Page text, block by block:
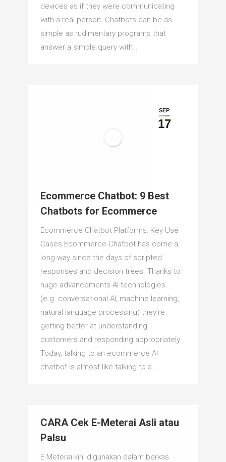
devices as if they were communicating
with a real person. Chatbots can be as
simple as rudimentary programs that
answer a simple query with…
SEP
17
Ecommerce Chatbot: 9 Best
Chatbots for Ecommerce
Ecommerce Chatbot Platforms: Key Use
Cases Ecommerce Chatbot has come a
long way since the days of scripted
responses and decision trees. Thanks to
huge advancements AI technologies
(e.g. conversational AI, machine learning,
natural language processing) they’re
getting better at understanding
customers and responding appropriately.
Today, talking to an ecommerce AI
chatbot is almost like talking to a…
CARA Cek E-Meterai Asli atau
Palsu
E-Meterai kini digunakan dalam berkas